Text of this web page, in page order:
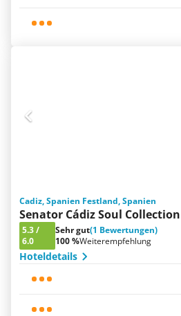
Cadiz, Spanien Festland, Spanien
Senator Cádiz Soul Collection
5.3/
6.0
Sehr gut(1 Bewertungen)
100 %Weiterempfehlung
Hoteldetails